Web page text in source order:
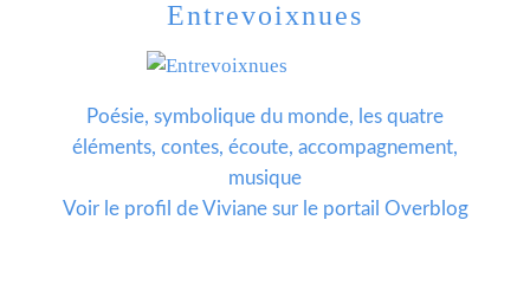
Entrevoixnues
Poésie, symbolique du monde, les quatre
éléments, contes, écoute, accompagnement,
musique
Voir le profil deVivianesur le portail Overblog